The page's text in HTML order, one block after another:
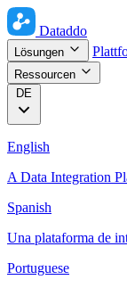
Dataddo
Lösungen
Ressourcen
DE
English
A Data Integration
Spanish
Una plataforma de
Portuguese